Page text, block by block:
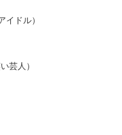
イドル）
芸人）